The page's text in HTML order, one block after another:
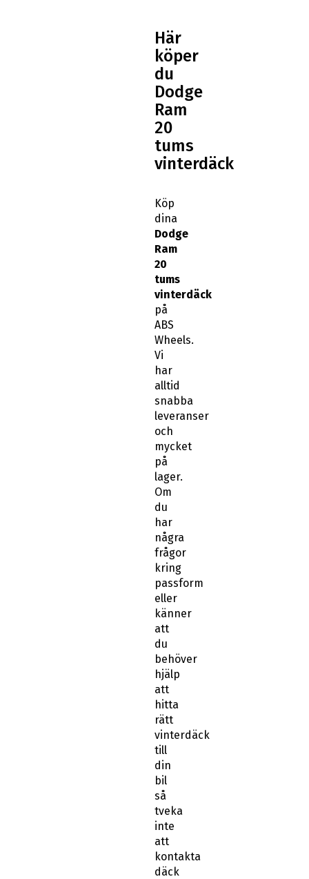
Här
köper
du
Dodge
Ram
20
tums
vinterdäck
Köp
dina
Dodge
Ram
20
tums
vinterdäck
på
ABS
Wheels.
Vi
har
alltid
snabba
leveranser
och
mycket
på
lager.
Om
du
har
några
frågor
kring
passform
eller
känner
att
du
behöver
hjälp
att
hitta
rätt
vinterdäck
till
din
bil
så
tveka
inte
att
kontakta
däck